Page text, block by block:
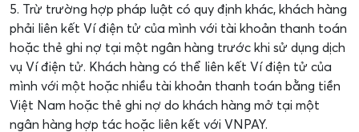
5. Trừ trường hợp pháp luật có quy định khác, khách hàng
phải liên kết Ví điện tử của mình với tài khoản thanh toán
hoặc thẻ ghi nợ tại một ngân hàng trước khi sử dụng dịch
vụ Ví điện tử. Khách hàng có thể liên kết Ví điện tử của
mình với một hoặc nhiều tài khoản thanh toán bằng tiền
Việt Nam hoặc thẻ ghi nợ do khách hàng mở tại một
ngân hàng hợp tác hoặc liên kết với VNPAY.